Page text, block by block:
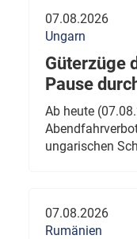
07.08.2026
Ungarn
Güterzüge
Pause
Ab heute
ungarischen
07.08.2026
Rumänien